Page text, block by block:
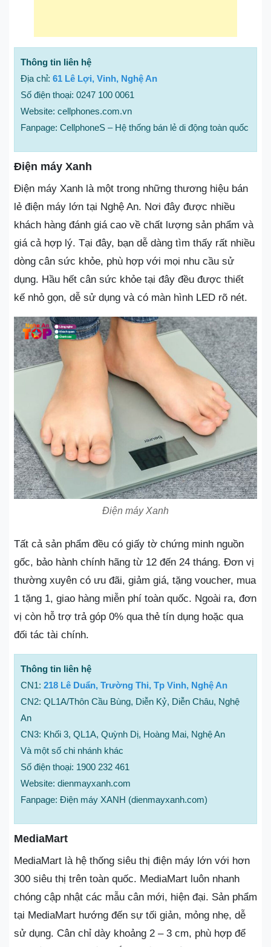
Thông tin liên hệ
Địa chỉ: 61 Lê Lợi, Vinh, Nghệ An
Số điện thoại: 0247 100 0061
Website: cellphones.com.vn
Fanpage: CellphoneS – Hệ thống bán lẻ di động toàn quốc
Điện máy Xanh
Điện máy Xanh là một trong những thương hiệu bán
lẻ điện máy lớn tại Nghệ An. Nơi đây được nhiều
khách hàng đánh giá cao về chất lượng sản phẩm và
giá cả hợp lý. Tại đây, bạn dễ dàng tìm thấy rất nhiều
dòng cân sức khỏe, phù hợp với mọi nhu cầu sử
dụng. Hầu hết cân sức khỏe tại đây đều được thiết
kế nhỏ gọn, dễ sử dụng và có màn hình LED rõ nét.
Điện máy Xanh
Tất cả sản phẩm đều có giấy tờ chứng minh nguồn
gốc, bảo hành chính hãng từ 12 đến 24 tháng. Đơn vị
thường xuyên có ưu đãi, giảm giá, tặng voucher, mua
1 tặng 1, giao hàng miễn phí toàn quốc. Ngoài ra, đơn
vị còn hỗ trợ trả góp 0% qua thẻ tín dụng hoặc qua
đối tác tài chính.
Thông tin liên hệ
CN1: 218 Lê Duẩn, Trường Thi, Tp Vinh, Nghệ An
CN2: QL1A/Thôn Cầu Bùng, Diễn Kỷ, Diễn Châu, Nghệ
An
CN3: Khối 3, QL1A, Quỳnh Dị, Hoàng Mai, Nghệ An
Và một số chi nhánh khác
Số điện thoại: 1900 232 461
Website: dienmayxanh.com
Fanpage: Điện máy XANH (dienmayxanh.com)
MediaMart
MediaMart là hệ thống siêu thị điện máy lớn với hơn
300 siêu thị trên toàn quốc. MediaMart luôn nhanh
chóng cập nhật các mẫu cân mới, hiện đại. Sản phẩm
tại MediaMart hướng đến sự tối giản, mỏng nhẹ, dễ
sử dụng. Cân chỉ dày khoảng 2 – 3 cm, phù hợp để